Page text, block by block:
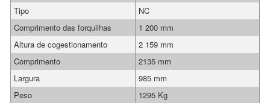
Tipo
NC
Comprimento das forquilhas
1 200 mm
Altura de cogestionamento
2 159 mm
Comprimento
2135 mm
Largura
985 mm
Peso
1295 Kg